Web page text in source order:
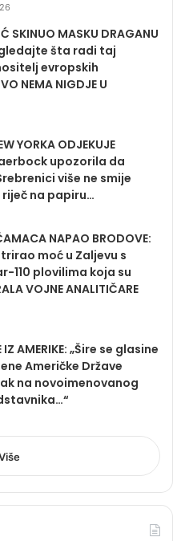
SKINUO MASKU DRAGANU
šta radi taj
evropskih
NEMA NIGDJE U
YORKA ODJEKUJE
upozorila da
više ne smije
na papiru…
NAPAO BRODOVE:
moć u Zaljevu s
110 plovilima koja su
VOJNE ANALITIČARE
IZ AMERIKE: „Šire se glasine
Američke Države
na novoimenovanog